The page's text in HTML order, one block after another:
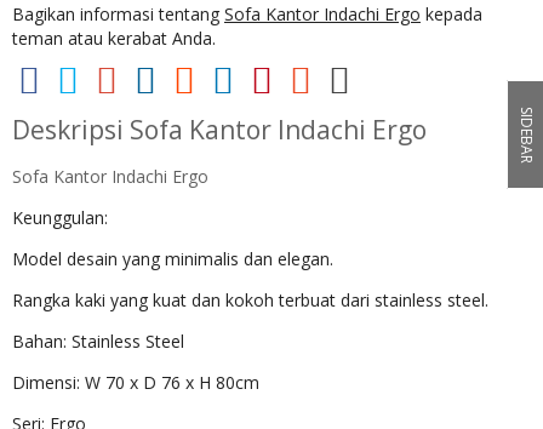
Bagikan informasi tentang Sofa Kantor Indachi Ergo kepada
teman atau kerabat Anda.
Deskripsi Sofa Kantor Indachi Ergo
Sofa Kantor Indachi Ergo
Keunggulan:
Model desain yang minimalis dan elegan.
Rangka kaki yang kuat dan kokoh terbuat dari stainless steel.
Bahan: Stainless Steel
Dimensi: W 70 x D 76 x H 80cm
Seri: Ergo
SIDEBAR